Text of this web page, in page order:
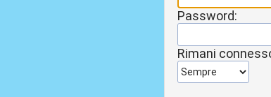
Password:
Rimani